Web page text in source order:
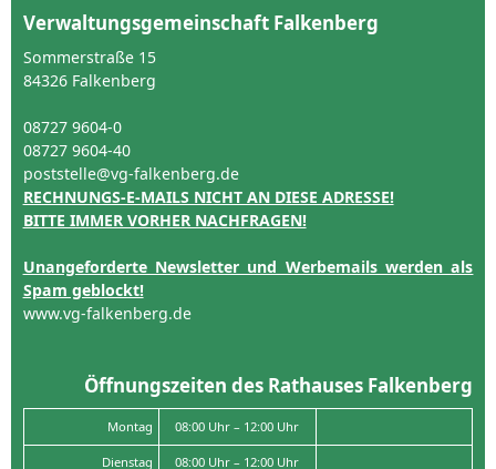
Verwaltungsgemeinschaft Falkenberg
Sommerstraße 15
84326 Falkenberg
08727 9604-0
08727 9604-40
poststelle@vg-falkenberg.de
RECHNUNGS-E-MAILS NICHT AN DIESE ADRESSE!
BITTE IMMER VORHER NACHFRAGEN!
Unangeforderte Newsletter und Werbemails werden als
Spam geblockt!
www.vg-falkenberg.de
Öffnungszeiten des Rathauses Falkenberg
Montag 08:00 Uhr – 12:00 Uhr
Dienstag 08:00 Uhr – 12:00 Uhr